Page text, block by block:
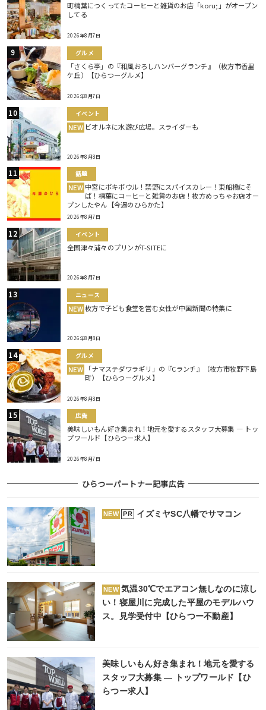
町楠葉につくってたコーヒーと雑貨のお店「koru;」がオープン
してる
2026年8月7日
グルメ
「さくら亭」の『和風おろしハンバーグランチ』（枚方市香里
ケ丘）【ひらつーグルメ】
2026年8月7日
イベント
NEW ビオルネに水遊び広場。スライダーも
2026年8月8日
話題
NEW 中宮にポキボウル！禁野にスパイスカレー！東船橋にそ
ば！楠葉にコーヒーと雑貨のお店！枚方めっちゃお店オー
プンしたやん【今週のひらかた】
2026年8月7日
イベント
全国津々浦々のプリンがT-SITEに
2026年8月7日
ニュース
NEW 枚方で子ども食堂を営む女性が中国新聞の特集に
2026年8月8日
グルメ
NEW
「ナマステダワラギリ」の『Cランチ』（枚方市牧野下島
町）【ひらつーグルメ】
2026年8月8日
広告
美味しいもん好き集まれ！地元を愛するスタッフ大募集 ― トッ
プワールド【ひらつー求人】
2026年8月7日
ひらつーパートナー記事広告
NEW PR イズミヤSC八幡でサマコン
NEW 気温30℃でエアコン無しなのに涼し
い！寝屋川に完成した平屋のモデルハウ
ス。見学受付中【ひらつー不動産】
美味しいもん好き集まれ！地元を愛する
スタッフ大募集 ― トップワールド【ひ
らつー求人】